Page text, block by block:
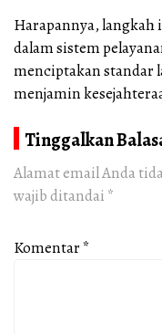
Harapannya, langkah
dalam sistem
menciptakan standar
menjamin
Tinggalkan
Alamat email Anda
wajib ditandai *
Komentar*